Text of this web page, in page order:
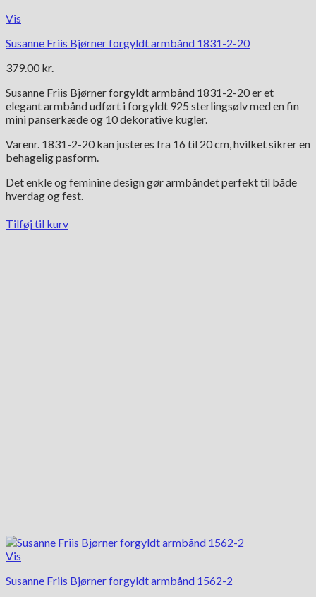
Vis
Susanne Friis Bjørner forgyldt armbånd 1831-2-20
379.00 kr.
Susanne Friis Bjørner forgyldt armbånd 1831-2-20 er et
elegant armbånd udført i forgyldt 925 sterlingsølv med en fin
mini panserkæde og 10 dekorative kugler.
Varenr. 1831-2-20 kan justeres fra 16 til 20 cm, hvilket sikrer en
behagelig pasform.
Det enkle og feminine design gør armbåndet perfekt til både
hverdag og fest.
Tilføj til kurv
Vis
Susanne Friis Bjørner forgyldt armbånd 1562-2